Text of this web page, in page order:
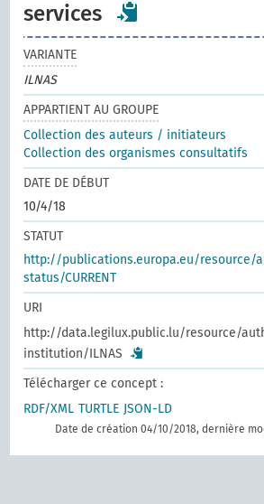
services
VARIANTE
ILNAS
APPARTIENT AU GROUPE
Collection des auteurs / initiateurs
Collection des organismes consultatifs
DATE DE DÉBUT
10/4/18
STATUT
http://publications.europa.eu/resource/
status/CURRENT
URI
http://data.legilux.public.lu/resource/
institution/ILNAS
Télécharger ce concept :
RDF/XML TURTLE JSON-LD
Date de création 04/10/2018, dernière